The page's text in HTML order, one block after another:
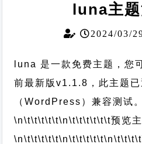
luna主
2024/03/
luna 是一款免费主题，您
前最新版v1.1.8，此主题已
（WordPress）兼容测试。
\n\t\t\t\t\t\n\t\t\t\t\t\t预览
\n\t\t\t\t\t\n\t\t\t\t\t